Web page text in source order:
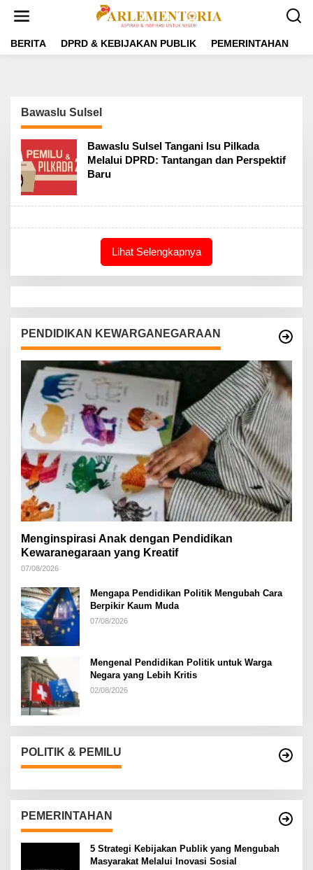
t
BERITA DPRD & KEBIJAKAN PUBLIK PEMERINTAHAN
Bawaslu Sulsel
Bawaslu Sulsel Tangani Isu Pilkada
Melalui DPRD: Tantangan dan Perspektif
Baru
Lihat Selengkapnya
PENDIDIKAN KEWARGANEGARAAN
Menginspirasi Anak dengan Pendidikan
Kewaranegaraan yang Kreatif
07/08/2026
Mengapa Pendidikan Politik Mengubah Cara
Berpikir Kaum Muda
07/08/2026
Mengenal Pendidikan Politik untuk Warga
Negara yang Lebih Kritis
02/08/2026
POLITIK & PEMILU
PEMERINTAHAN
5 Strategi Kebijakan Publik yang Mengubah
Masyarakat Melalui Inovasi Sosial